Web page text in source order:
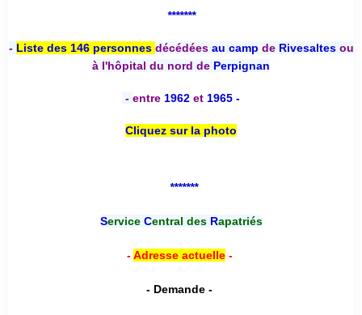
*******
- Liste des 146 personnes décédées au camp deRivesaltesou
à l'hôpital du nord de Perpignan
- entre 1962 et 1965 -
Cliquez sur la photo
*******
Service Central desRapatriés
-Adresse actuelle-
- Demande -